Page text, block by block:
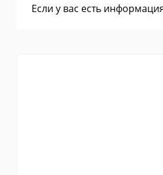
Если у вас есть